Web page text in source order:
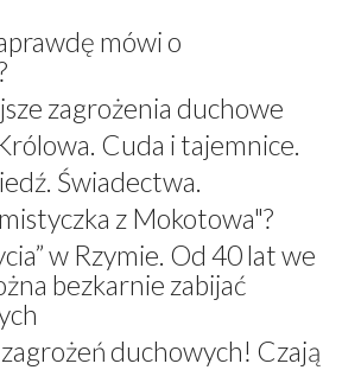
mówi o
zagrożenia duchowe
Cuda i tajemnice.
Świadectwa.
z Mokotowa"?
w Rzymie. Od 40 lat we
bezkarnie zabijać
duchowych! Czają